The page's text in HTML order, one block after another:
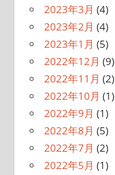
2023年3月 (4)
2023年2月 (4)
2023年1月 (5)
2022年12月 (9)
2022年11月 (2)
2022年10月 (1)
2022年9月 (1)
2022年8月 (5)
2022年7月 (2)
2022年5月 (1)